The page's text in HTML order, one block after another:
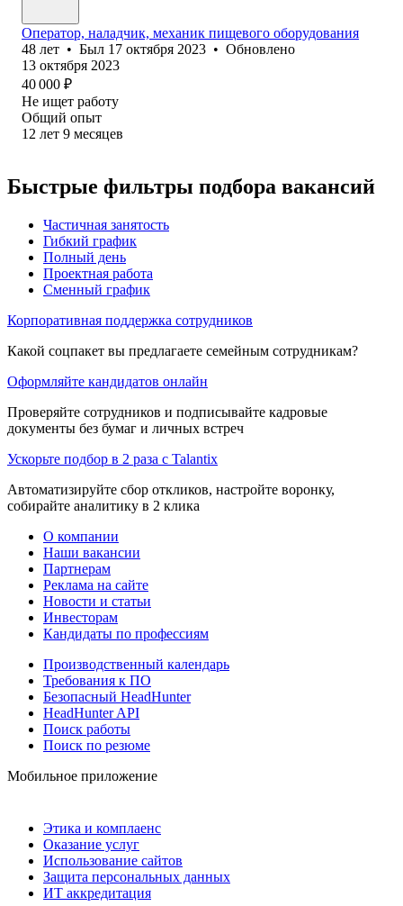
Оператор, наладчик, механик пищевого оборудования
48 лет • Был 17 октября 2023 • Обновлено
13 октября 2023
40 000 ₽
Не ищет работу
Общий опыт
12 лет 9 месяцев
Быстрые фильтры подбора вакансий
Частичная занятость
Гибкий график
Полный день
Проектная работа
Сменный график
Корпоративная поддержка сотрудников
Какой соцпакет вы предлагаете семейным сотрудникам?
Оформляйте кандидатов онлайн
Проверяйте сотрудников и подписывайте кадровые
документы без бумаг и личных встреч
Ускорьте подбор в 2 раза с Talantix
Автоматизируйте сбор откликов, настройте воронку,
собирайте аналитику в 2 клика
О компании
Наши вакансии
Партнерам
Реклама на сайте
Новости и статьи
Инвесторам
Кандидаты по профессиям
Производственный календарь
Требования к ПО
Безопасный HeadHunter
HeadHunter API
Поиск работы
Поиск по резюме
Мобильное приложение
Этика и комплаенс
Оказание услуг
Использование сайтов
Защита персональных данных
ИТ аккредитация